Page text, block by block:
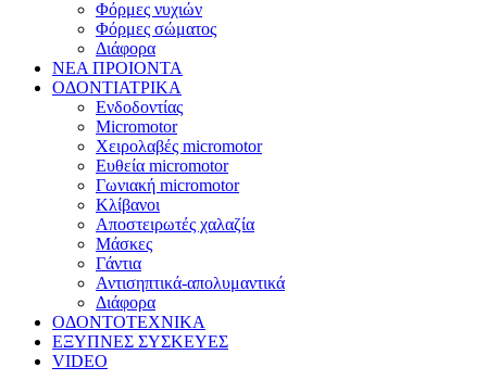
Φόρμες νυχιών
Φόρμες σώματος
Διάφορα
ΝΕΑ ΠΡΟΙΟΝΤΑ
ΟΔΟΝΤΙΑΤΡΙΚΑ
Ενδοδοντίας
Micromotor
Χειρολαβές micromotor
Ευθεία micromotor
Γωνιακή micromotor
Κλίβανοι
Αποστειρωτές χαλαζία
Μάσκες
Γάντια
Αντισηπτικά-απολυμαντικά
Διάφορα
ΟΔΟΝΤΟΤΕΧΝΙΚΑ
ΕΞΥΠΝΕΣ ΣΥΣΚΕΥΕΣ
VIDEO